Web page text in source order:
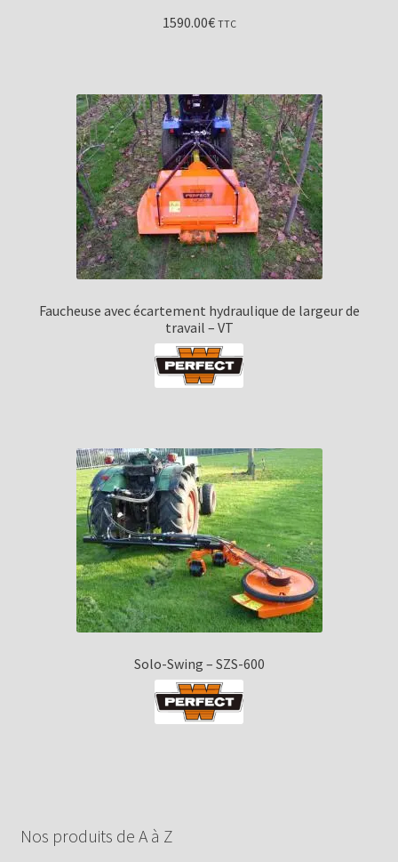
1590.00€ TTC
Faucheuse avec écartement hydraulique de largeur de
travail – VT
Solo-Swing – SZS-600
Nos produits de A à Z